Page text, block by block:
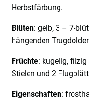
Herbstfärbung.
Blüten: gelb, 3 – 7-
hängenden
Früchte: kugelig,
Stielen und 2
Eigenschaften: